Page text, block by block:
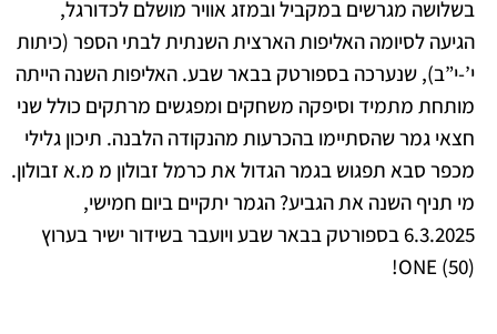
בשלושה מגרשים במקביל ובמזג אוויר מושלם לכדורגל,
הגיעה לסיומה האליפות הארצית השנתית לבתי הספר (כיתות
י’-י”ב), שנערכה בספורטק בבאר שבע. האליפות השנה הייתה
מותחת מתמיד וסיפקה משחקים ומפגשים מרתקים כולל שני
חצאי גמר שהסתיימו בהכרעות מהנקודה הלבנה. תיכון גלילי
מכפר סבא תפגוש בגמר הגדול את כרמל זבולון מ מ.א זבולון.
מי תניף השנה את הגביע? הגמר יתקיים ביום חמישי,
6.3.2025 בספורטק בבאר שבע ויועבר בשידור ישיר בערוץ
ONE (50)!